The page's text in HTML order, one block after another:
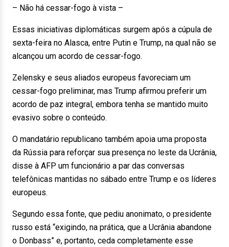
– Não há cessar-fogo à vista –
Essas iniciativas diplomáticas surgem após a cúpula de
sexta-feira no Alasca, entre Putin e Trump, na qual não se
alcançou um acordo de cessar-fogo.
Zelensky e seus aliados europeus favoreciam um
cessar-fogo preliminar, mas Trump afirmou preferir um
acordo de paz integral, embora tenha se mantido muito
evasivo sobre o conteúdo.
O mandatário republicano também apoia uma proposta
da Rússia para reforçar sua presença no leste da Ucrânia,
disse à AFP um funcionário a par das conversas
telefônicas mantidas no sábado entre Trump e os líderes
europeus.
Segundo essa fonte, que pediu anonimato, o presidente
russo está “exigindo, na prática, que a Ucrânia abandone
o Donbass” e, portanto, ceda completamente esse